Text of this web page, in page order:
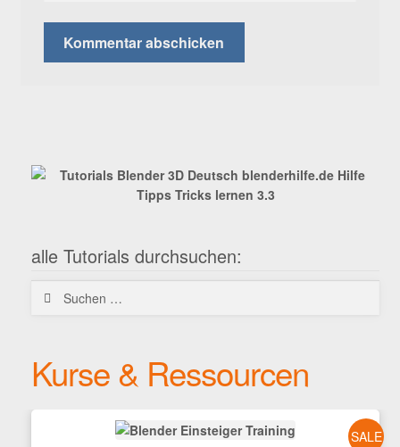
alle Tutorials durchsuchen:
Suchen
Kurse & Ressourcen
SALE